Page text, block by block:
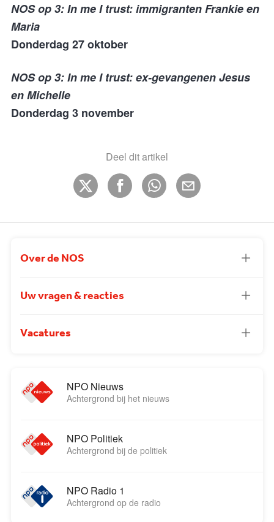
NOS op 3: In me I trust: immigranten Frankie en
Maria
Donderdag 27 oktober
NOS op 3: In me I trust: ex-gevangenen Jesus
en Michelle
Donderdag 3 november
Deel dit artikel
Over de NOS
Uw vragen & reacties
Vacatures
NPO Nieuws
Achtergrond bij het nieuws
NPO Politiek
Achtergrond bij de politiek
NPO Radio 1
Achtergrond op de radio